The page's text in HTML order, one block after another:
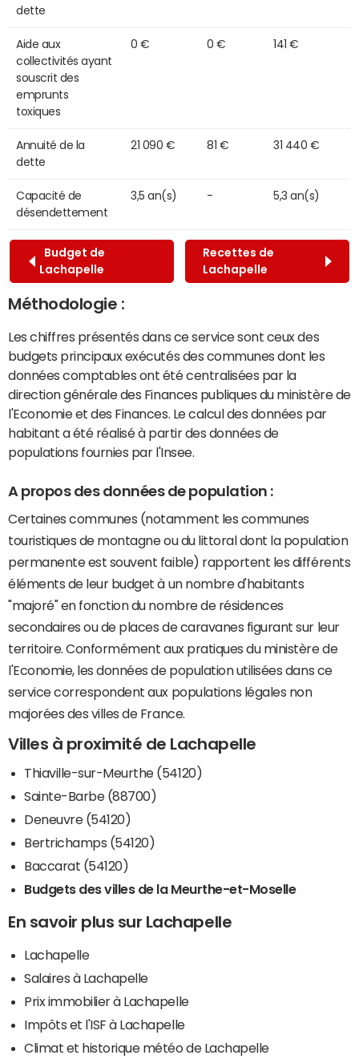
dette
Aide aux
collectivités ayant
souscrit des
emprunts
toxiques
0 € 0 € 141 €
Annuité de la
dette
21 090 € 81 € 31 440 €
Capacité de
désendettement
3,5 an(s) - 5,3 an(s)
Budget de
Lachapelle
Recettes de
Lachapelle
Méthodologie :
Les chiffres présentés dans ce service sont ceux des
budgets principaux exécutés des communes dont les
données comptables ont été centralisées par la
direction générale des Finances publiques du ministère de
l'Economie et des Finances. Le calcul des données par
habitant a été réalisé à partir des données de
populations fournies par l'Insee.
A propos des données de population :
Certaines communes (notamment les communes
touristiques de montagne ou du littoral dont la population
permanente est souvent faible) rapportent les différents
éléments de leur budget à un nombre d'habitants
"majoré" en fonction du nombre de résidences
secondaires ou de places de caravanes figurant sur leur
territoire. Conformément aux pratiques du ministère de
l'Economie, les données de population utilisées dans ce
service correspondent aux populations légales non
majorées des villes de France.
Villes à proximité de Lachapelle
Thiaville-sur-Meurthe (54120)
Sainte-Barbe (88700)
Deneuvre (54120)
Bertrichamps (54120)
Baccarat (54120)
Budgets des villes de la Meurthe-et-Moselle
En savoir plus sur Lachapelle
Lachapelle
Salaires à Lachapelle
Prix immobilier à Lachapelle
Impôts et l'ISF à Lachapelle
Climat et historique météo de Lachapelle